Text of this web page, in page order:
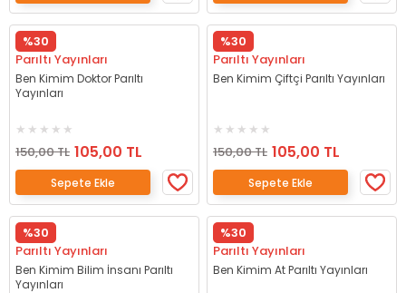
%30
Parıltı Yayınları
Ben Kimim Doktor Parıltı
Yayınları
150,00 TL 105,00 TL
Sepete Ekle
%30
Parıltı Yayınları
Ben Kimim Çiftçi Parıltı Yayınları
150,00 TL 105,00 TL
Sepete Ekle
%30
Parıltı Yayınları
Ben Kimim Bilim İnsanı Parıltı
Yayınları
%30
Parıltı Yayınları
Ben Kimim At Parıltı Yayınları